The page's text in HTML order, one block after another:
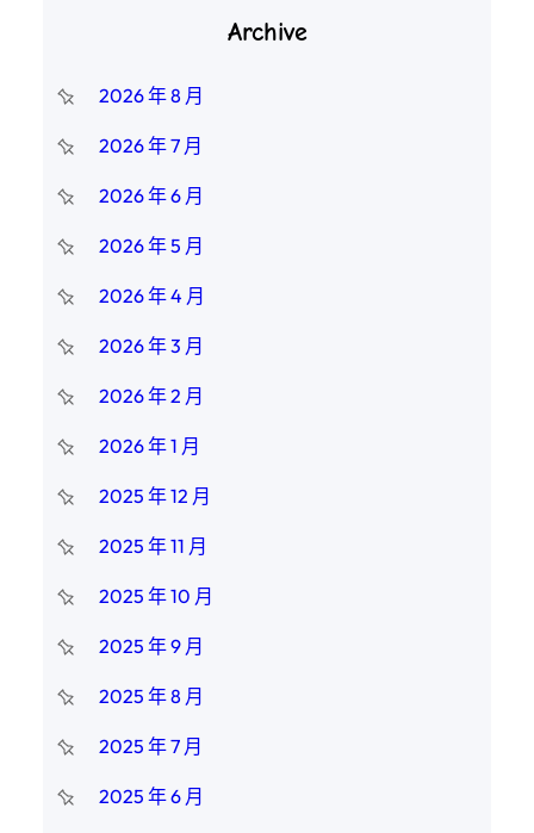
Archive
2026 年 8 月
2026 年 7 月
2026 年 6 月
2026 年 5 月
2026 年 4 月
2026 年 3 月
2026 年 2 月
2026 年 1 月
2025 年 12 月
2025 年 11 月
2025 年 10 月
2025 年 9 月
2025 年 8 月
2025 年 7 月
2025 年 6 月